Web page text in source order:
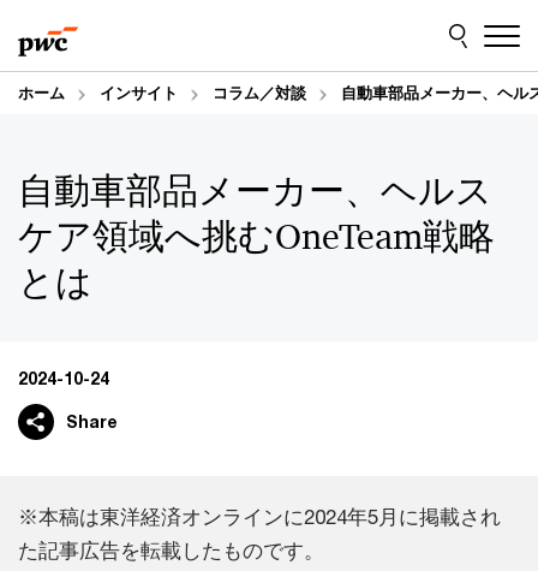
to
content
to
footer
ホーム インサイト コラム／対談 自動車部品メーカー、ヘル
自動車部品メーカー、ヘルス
ケア領域へ挑むOneTeam戦略
とは
2024-10-24
Share
※本稿は東洋経済オンラインに2024年5月に掲載され
た記事広告を転載したものです。